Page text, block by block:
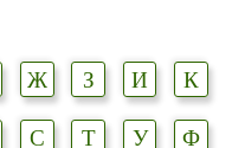
Ж З И
К
С Т У
Ф